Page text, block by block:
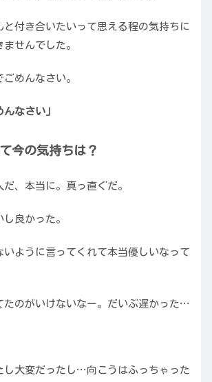
と付き合いたいって思える程の気持ちに
せんでした。
めんなさい。
なさい」
今の気持ちは？
だ、本当に。真っ直ぐだ。
良かった。
いように言ってくれて本当優しいなって
たのがいけないなー。だいぶ遅かった…
し大変だったし…向こうはふっちゃった